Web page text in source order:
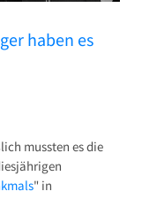
haben es
mussten es die
" in